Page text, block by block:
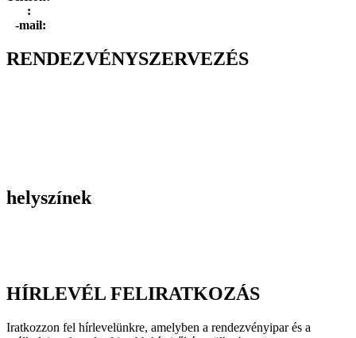
:
-mail:
RENDEZVÉNYSZERVEZÉS
helyszínek
HÍRLEVÉL FELIRATKOZÁS
Iratkozzon fel hírlevelünkre, amelyben a rendezvényipar és a